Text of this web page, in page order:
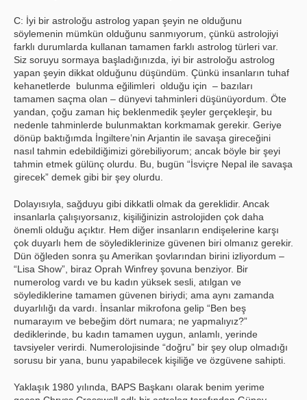
C: İyi bir astroloğu astrolog yapan şeyin ne olduğunu
söylemenin mümkün olduğunu sanmıyorum, çünkü astrolojiyi
farklı durumlarda kullanan tamamen farklı astrolog türleri var.
Siz soruyu sormaya başladığınızda, iyi bir astroloğu astrolog
yapan şeyin dikkat olduğunu düşündüm. Çünkü insanların tuhaf
kehanetlerde bulunma eğilimleri olduğu için – bazıları
tamamen saçma olan – dünyevi tahminleri düşünüyordum. Öte
yandan, çoğu zaman hiç beklenmedik şeyler gerçekleşir, bu
nedenle tahminlerde bulunmaktan korkmamak gerekir. Geriye
dönüp baktığımda İngiltere’nin Arjantin ile savaşa gireceğini
nasıl tahmin edebildiğimizi görebiliyorum; ancak böyle bir şeyi
tahmin etmek gülünç olurdu. Bu, bugün “İsviçre Nepal ile savaşa
girecek” demek gibi bir şey olurdu.
Dolayısıyla, sağduyu gibi dikkatli olmak da gereklidir. Ancak
insanlarla çalışıyorsanız, kişiliğinizin astrolojiden çok daha
önemli olduğu açıktır. Hem diğer insanların endişelerine karşı
çok duyarlı hem de söylediklerinize güvenen biri olmanız gerekir.
Dün öğleden sonra şu Amerikan şovlarından birini izliyordum –
“Lisa Show”, biraz Oprah Winfrey şovuna benziyor. Bir
numerolog vardı ve bu kadın yüksek sesli, atılgan ve
söylediklerine tamamen güvenen biriydi; ama aynı zamanda
duyarlılığı da vardı. İnsanlar mikrofona gelip “Ben beş
numarayım ve bebeğim dört numara; ne yapmalıyız?”
dediklerinde, bu kadın tamamen uygun, anlamlı, yerinde
tavsiyeler verirdi. Numerolojisinde “doğru” bir şey olup olmadığı
sorusu bir yana, bunu yapabilecek kişiliğe ve özgüvene sahipti.
Yaklaşık 1980 yılında, BAPS Başkanı olarak benim yerime